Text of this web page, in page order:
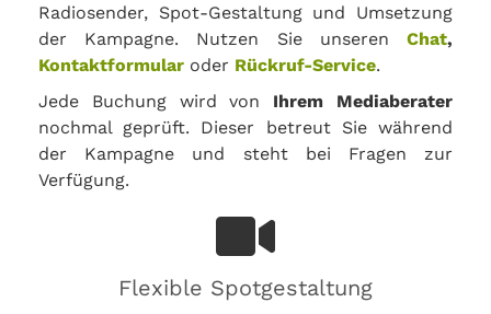
Radiosender, Spot-Gestaltung und Umsetzung
der Kampagne. Nutzen Sie unseren Chat,
Kontaktformular oder Rückruf-Service.
Jede Buchung wird von Ihrem Mediaberater
nochmal geprüft. Dieser betreut Sie während
der Kampagne und steht bei Fragen zur
Verfügung.
Flexible Spotgestaltung